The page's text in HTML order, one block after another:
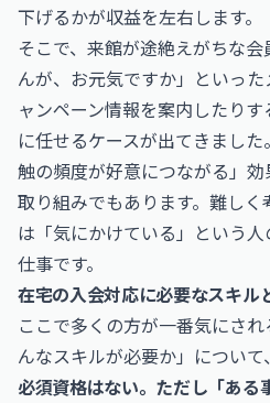
下げるかが収益を左右します。
そこで、来館が途絶えがちな
んが、お元気ですか」といっ
ャンペーン情報を案内したり
に任せるケースが出てきまし
触の頻度が好意につながる」
取り組みでもあります。難し
は「気にかけている」という
仕事です。
在宅の入会対応に必要なスキル
ここで多くの方が一番気にさ
んなスキルが必要か」について
必須資格はない。ただし「ある